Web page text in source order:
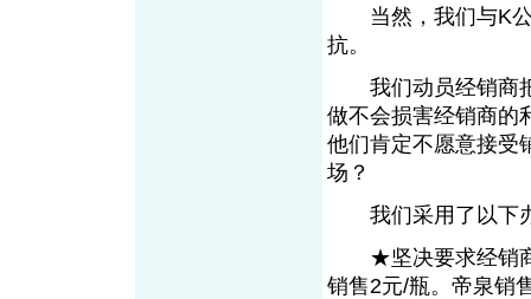
当然，我们与K公
抗。
我们动员经销商把
做不会损害经销商的
他们肯定不愿意接受
场？
我们采用了以下
★坚决要求经销商
销售2元/瓶。帝泉销